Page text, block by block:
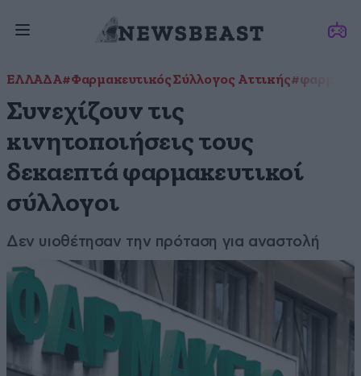
ΕΛΛΑΔΑ#Φαρμακευτικός Σύλλογος Αττικής
Συνεχίζουν τις
κινητοποιήσεις τους
δεκαεπτά φαρμακευτικοί
σύλλογοι
Δεν υιοθέτησαν την πρόταση για αναστολή